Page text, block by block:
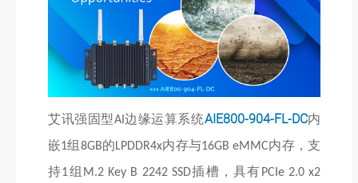
艾讯强固型AI 边缘运算系统AIE800-904-FL-DC内
嵌1组8GB的LPDDR4x内存与16GB eMMC内存，支
持1组 M.2 Key B 2242 SSD插槽，具有 PCIe 2.0 x2